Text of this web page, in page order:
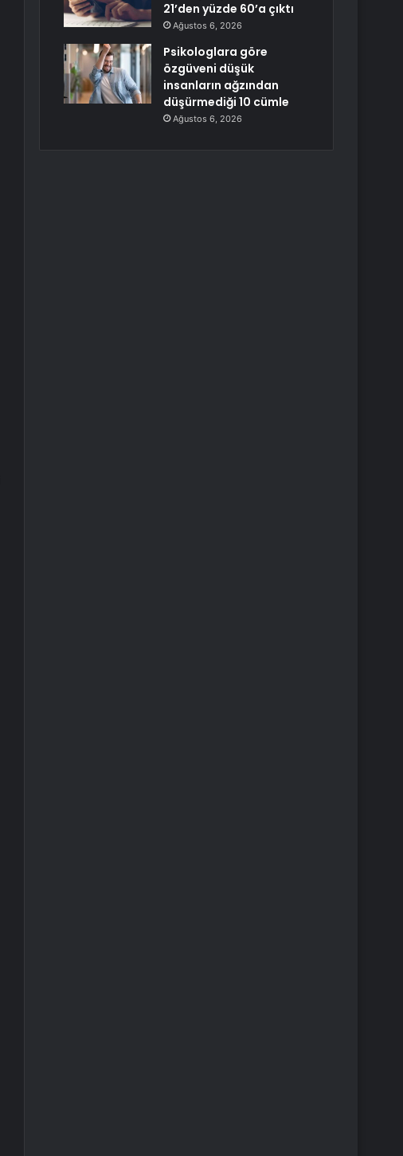
21’den yüzde 60’a çıktı
Ağustos 6, 2026
Psikologlara göre
özgüveni düşük
insanların ağzından
düşürmediği 10 cümle
Ağustos 6, 2026